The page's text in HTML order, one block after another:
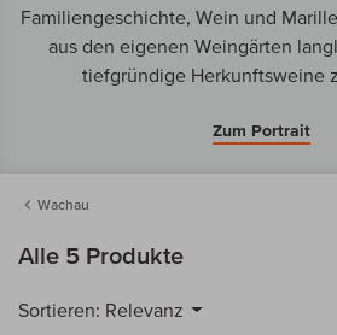
Familiengeschichte, Wein und
aus den eigenen Weingärten
tiefgründige Herkunftsweine
Zum Portrait
Wachau
Alle 5 Produkte
Sortieren: Relevanz